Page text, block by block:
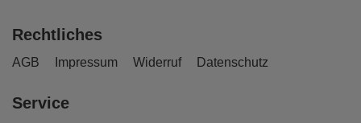
Rechtliches
AGB Impressum Widerruf Datenschutz
Service